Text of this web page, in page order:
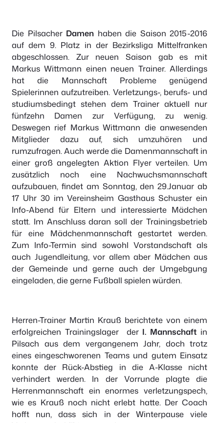
Die Pilsacher Damen haben die Saison 2015-2016
auf dem 9. Platz in der Bezirksliga Mittelfranken
abgeschlossen. Zur neuen Saison gab es mit
Markus Wittmann einen neuen Trainer. Allerdings
hat die Mannschaft Probleme genügend
Spielerinnen aufzutreiben. Verletzungs-, berufs- und
studiumsbedingt stehen dem Trainer aktuell nur
fünfzehn Damen zur Verfügung, zu wenig.
Deswegen rief Markus Wittmann die anwesenden
Mitglieder dazu auf, sich umzuhören und
rumzufragen. Auch werde die Damenmannschaft in
einer groß angelegten Aktion Flyer verteilen. Um
zusätzlich noch eine Nachwuchsmannschaft
aufzubauen, findet am Sonntag, den 29.Januar ab
17 Uhr 30 im Vereinsheim Gasthaus Schuster ein
Info-Abend für Eltern und interessierte Mädchen
statt. Im Anschluss daran soll der Trainingsbetrieb
für eine Mädchenmannschaft gestartet werden.
Zum Info-Termin sind sowohl Vorstandschaft als
auch Jugendleitung, vor allem aber Mädchen aus
der Gemeinde und gerne auch der Umgebgung
eingeladen, die gerne Fußball spielen würden.
Herren-Trainer Martin Krauß berichtete von einem
erfolgreichen Trainingslager der I. Mannschaft in
Pilsach aus dem vergangenem Jahr, doch trotz
eines eingeschworenen Teams und gutem Einsatz
konnte der Rück-Abstieg in die A-Klasse nicht
verhindert werden. In der Vorrunde plagte die
Herrenmannschaft ein enormes verletzungspech,
wie es Krauß noch nicht erlebt hatte. Der Coach
hofft nun, dass sich in der Winterpause viele